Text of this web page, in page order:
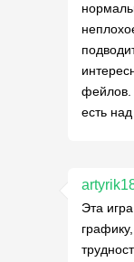
фейлов.
есть
Эта